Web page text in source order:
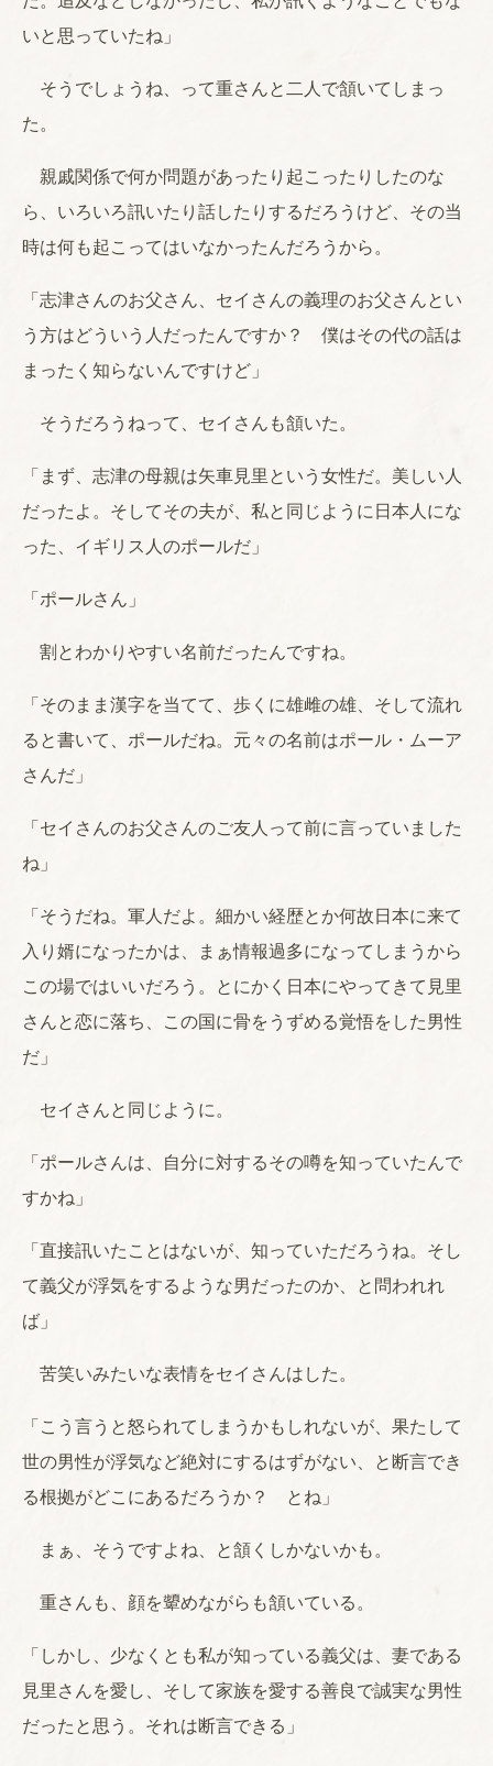
いと思っていたね」
そうでしょうね、って重さんと二人で頷いてしまっ
た。
親戚関係で何か問題があったり起こったりしたのな
ら、いろいろ訊いたり話したりするだろうけど、その当
時は何も起こってはいなかったんだろうから。
「志津さんのお父さん、セイさんの義理のお父さんとい
う方はどういう人だったんですか？ 僕はその代の話は
まったく知らないんですけど」
そうだろうねって、セイさんも頷いた。
「まず、志津の母親は矢車見里という女性だ。美しい人
だったよ。そしてその夫が、私と同じように日本人にな
った、イギリス人のポールだ」
「ポールさん」
割とわかりやすい名前だったんですね。
「そのまま漢字を当てて、歩くに雄雌の雄、そして流れ
ると書いて、ポールだね。元々の名前はポール・ムーア
さんだ」
「セイさんのお父さんのご友人って前に言っていました
ね」
「そうだね。軍人だよ。細かい経歴とか何故日本に来て
入り婿になったかは、まぁ情報過多になってしまうから
この場ではいいだろう。とにかく日本にやってきて見里
さんと恋に落ち、この国に骨をうずめる覚悟をした男性
だ」
セイさんと同じように。
「ポールさんは、自分に対するその噂を知っていたんで
すかね」
「直接訊いたことはないが、知っていただろうね。そし
て義父が浮気をするような男だったのか、と問われれ
ば」
苦笑いみたいな表情をセイさんはした。
「こう言うと怒られてしまうかもしれないが、果たして
世の男性が浮気など絶対にするはずがない、と断言でき
る根拠がどこにあるだろうか？ とね」
まぁ、そうですよね、と頷くしかないかも。
重さんも、顔を顰めながらも頷いている。
「しかし、少なくとも私が知っている義父は、妻である
見里さんを愛し、そして家族を愛する善良で誠実な男性
だったと思う。それは断言できる」